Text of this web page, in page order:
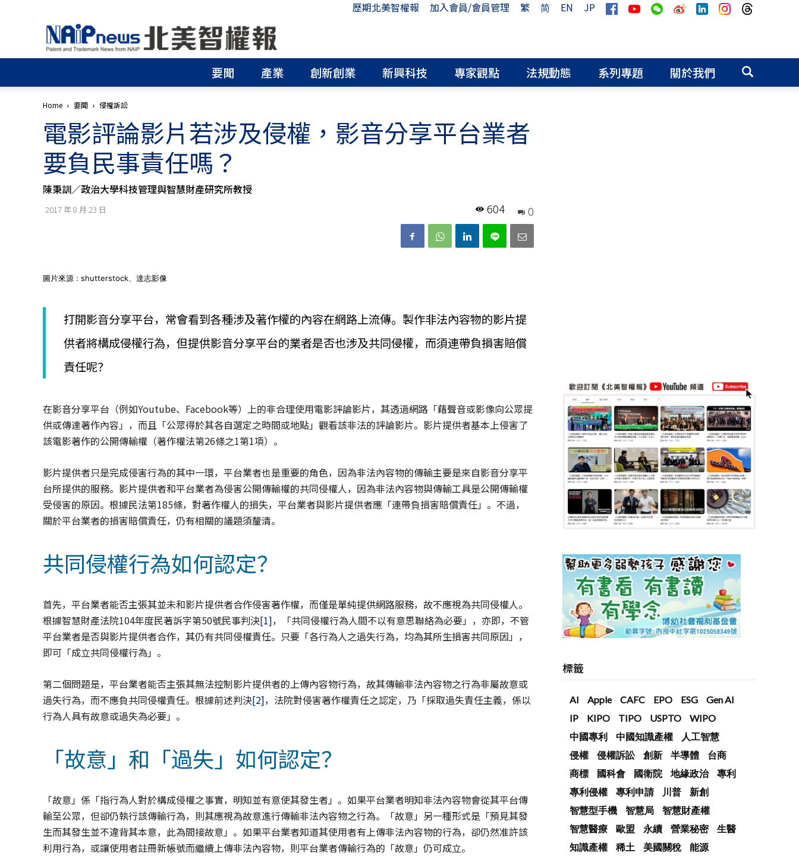
歷期北美智權報 加入會員/會員管理 繁 简 EN
JP
北
美
智
權
│
申
請
│
商
標
申
請
│
智
顧
│
│
美
國
專
要聞 產業 創新創業 新興科技 專家觀點 法規動態 系列專題 關於我們
Home 要聞 侵權訴訟
電影評論影片若涉及侵權，影音分享平台業者
要負民事責任嗎？
陳秉訓／政治大學科技管理與智慧財產研究所教授
2017 年 8 月 23 日 0
604
圖片來源 : shutterstock、達志影像
打開影音分享平台，常會看到各種涉及著作權的內容在網路上流傳。製作非法內容物的影片提
供者將構成侵權行為，但提供影音分享平台的業者是否也涉及共同侵權，而須連帶負損害賠償
責任呢？
在影音分享平台（例如Youtube、Facebook等）上的非合理使用電影評論影片，其透過網路「藉聲音或影像向公眾提
供或傳達著作內容」，而且「公眾得於其各自選定之時間或地點」觀看該非法的評論影片。影片提供者基本上侵害了
該電影著作的公開傳輸權（著作權法第26條之1第1項）。
影片提供者只是完成侵害行為的其中一環，平台業者也是重要的角色，因為非法內容物的傳輸主要是來自影音分享平
台所提供的服務。影片提供者和平台業者為侵害公開傳輸權的共同侵權人，因為非法內容物與傳輸工具是公開傳輸權
受侵害的原因。根據民法第185條，對著作權人的損失，平台業者與影片提供者應「連帶負損害賠償責任」。不過，
關於平台業者的損害賠償責任，仍有相關的議題須釐清。
共同侵權行為如何認定？
首先，平台業者能否主張其並未和影片提供者合作侵害著作權，而僅是單純提供網路服務，故不應視為共同侵權人。
根據智慧財產法院104年度民著訴字第50號民事判決[1]，「共同侵權行為人間不以有意思聯絡為必要」，亦即，不管
平台業者是否與影片提供者合作，其仍有共同侵權責任。只要「各行為人之過失行為，均為其所生損害共同原因」，
即可「成立共同侵權行為」。
第二個問題是，平台業者能否主張其無法控制影片提供者的上傳內容物行為，故其傳輸非法內容物之行為非屬故意或
過失行為，而不應負共同侵權責任。根據前述判決[2]，法院對侵害著作權責任之認定，乃「採取過失責任主義，係以
行為人具有故意或過失為必要」。
「故意」和「過失」如何認定？
「故意」係「指行為人對於構成侵權之事實，明知並有意使其發生者」。如果平台業者明知非法內容物會從其平台傳
輸至公眾，但卻仍執行該傳輸行為，則其應視為故意進行傳輸非法內容物之行為。「故意」另一種形式是「預見其發
生而其發生並不違背其本意，此為間接故意」。如果平台業者知道其使用者有上傳非法內容物的行為，卻仍然准許該
利用行為，或讓使用者註冊新帳號而繼續上傳非法內容物，則平台業者傳輸行為的「故意」仍可成立。
標籤
AI Apple CAFC EPO ESG
Gen AI
IP
KIPO TIPO USPTO
WIPO
中國專利
中國知識產權
人工智慧
侵權
侵權訴訟 創新 半導體
台商
商標
國科會 國衛院 地緣政治
專利
專利侵權
專利申請 川普
新創
智慧型手機
智慧局
智慧財產權
智慧醫療
歐盟 永續 營業秘密
生醫
知識產權
稀土 美國關稅
能源